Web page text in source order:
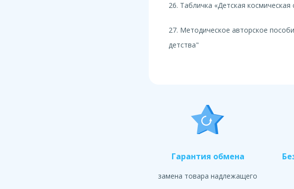
26. Табличка «Детская
27. Методическое авторское
детства"
Гарантия обмена
замена товара надлежащего